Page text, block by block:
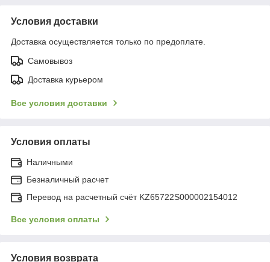
Условия доставки
Доставка осуществляется только по предоплате.
Самовывоз
Доставка курьером
Все условия доставки
Условия оплаты
Наличными
Безналичный расчет
Перевод на расчетный счёт KZ65722S000002154012
Все условия оплаты
Условия возврата